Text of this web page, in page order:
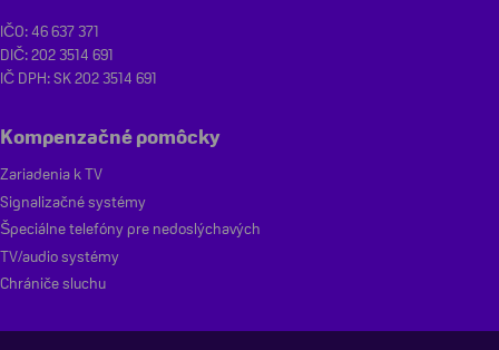
IČO: 46 637 371
DIČ: 202 3514 691
IČ DPH: SK 202 3514 691
Kompenzačné pomôcky
Zariadenia k TV
Signalizačné systémy
Špeciálne telefóny pre nedoslýchavých
TV/audio systémy
Chrániče sluchu